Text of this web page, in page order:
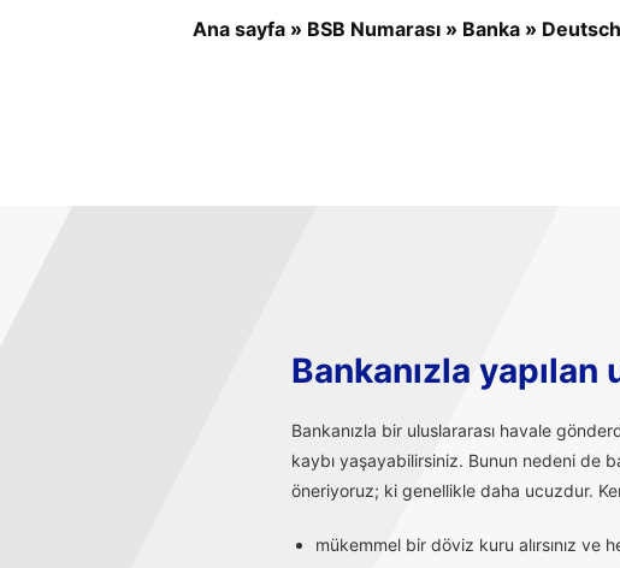
Ana sayfa » BSB Numarası » Banka »
Bankanızla
Bankanızla bir uluslararası havale
kaybı yaşayabilirsiniz. Bunun nedeni de
öneriyoruz; ki genellikle daha ucuzdur.
mükemmel bir döviz kuru alırsınız